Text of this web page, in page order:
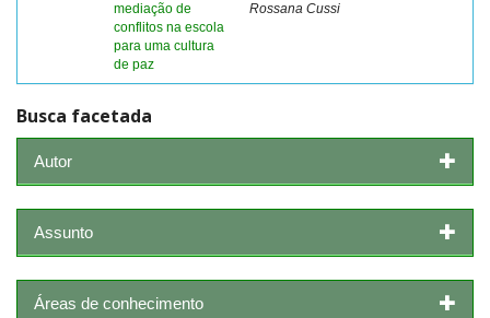
mediação de
conflitos na escola
para uma cultura
de paz
Rossana Cussi
Busca facetada
Autor
Assunto
Áreas de conhecimento